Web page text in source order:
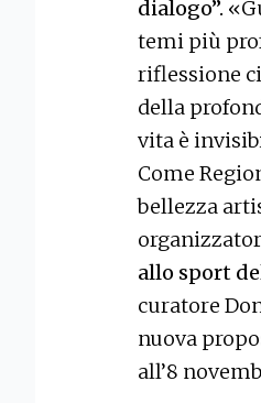
dialogo”.
temi più
riflessione
della
vita è
Come
bellezza
allo sport
curatore
nuova
all’8